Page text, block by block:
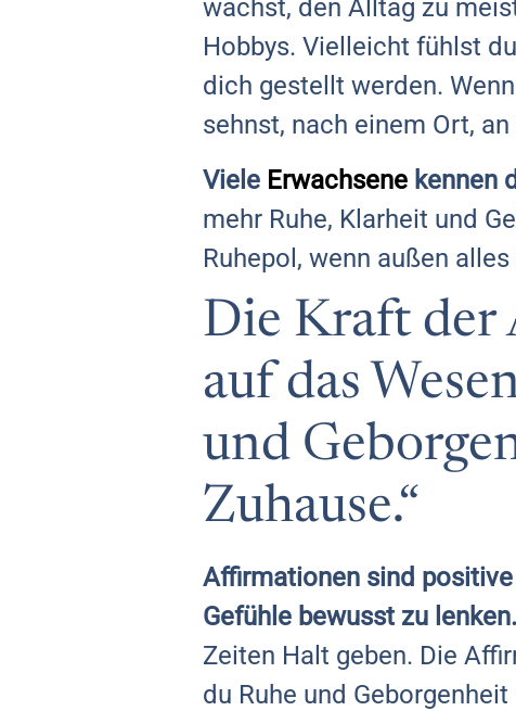
wächst, den Alltag zu
Hobbys. Vielleicht fühlst
dich gestellt werden.
sehnst, nach einem Ort,
Viele Erwachsene kennen
mehr Ruhe, Klarheit und
Ruhepol, wenn außen
Die Kraft der
auf das
und
Zuhause.“
Affirmationen sind positive
Gefühle bewusst zu lenken.
Zeiten Halt geben. Die
du Ruhe und